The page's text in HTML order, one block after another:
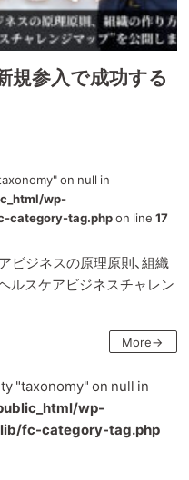
規参入で成功する
on null in
wp-
category-tag.phpon line17
ビジネスの原理原則、組織
ルスケアビジネスチャレン
More→
"taxonomy" on null in
wp-
fc-category-tag.php